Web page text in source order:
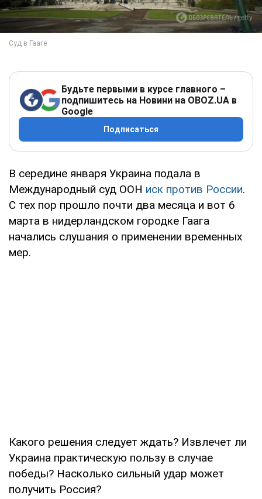
Будьте первыми в курсе главного –
подпишитесь на Новини на OBOZ.UA в
Google
Подписаться
В середине января Украина подала в
Международный суд ООН иск против России.
С тех пор прошло почти два месяца и вот 6
марта в нидерландском городке Гаага
начались слушания о применении временных
мер.
Какого решения следует ждать? Извлечет ли
Украина практическую пользу в случае
победы? Насколько сильный удар может
получить Россия?